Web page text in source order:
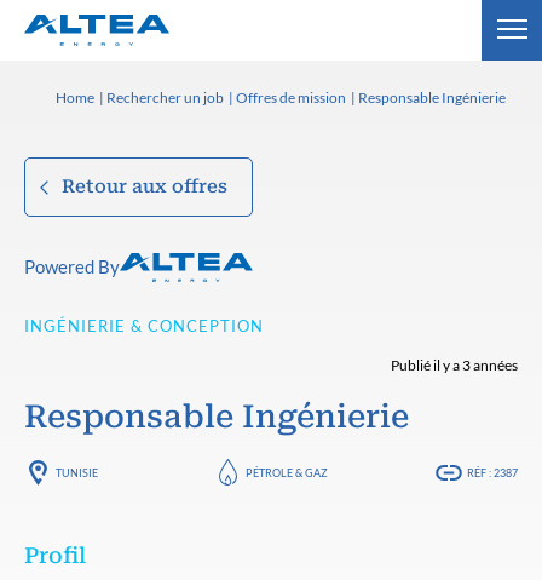
Home Rechercher un job Offres de mission Responsable Ingénierie
Retour aux offres
Powered By
INGÉNIERIE & CONCEPTION
Publié il y a 3 années
Responsable Ingénierie
TUNISIE PÉTROLE & GAZ RÉF : 2387
Profil